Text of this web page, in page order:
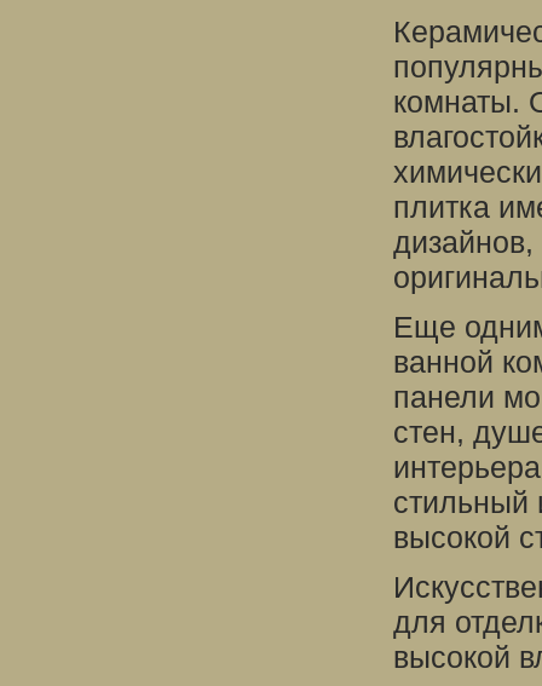
комнаты.
плитка
дизайнов,
Еще
ванной
панели
стен,
стильный
высокой
для
высокой